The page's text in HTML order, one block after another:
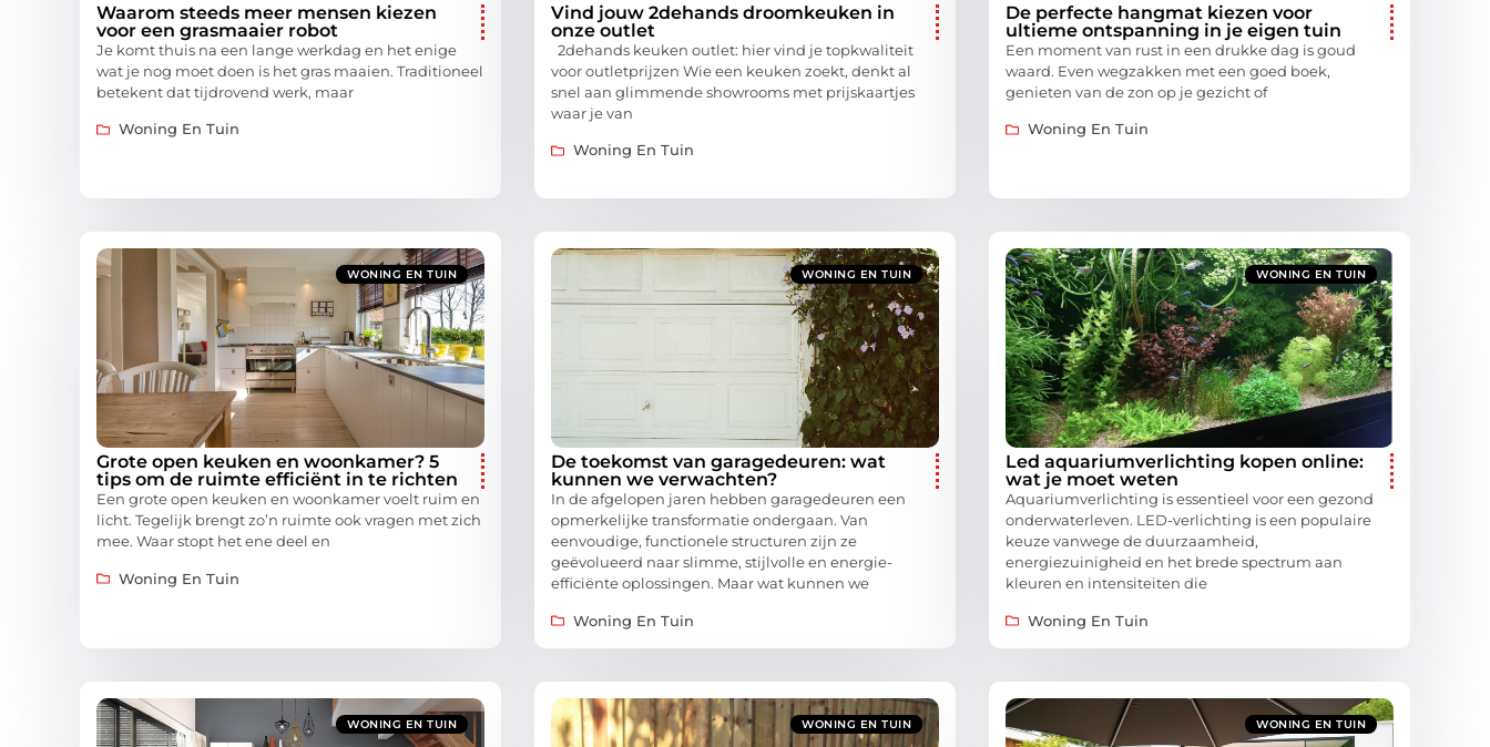
Waarom steeds meer mensen kiezen
voor een grasmaaier robot
Je komt thuis na een lange werkdag en het enige
wat je nog moet doen is het gras maaien. Traditioneel
betekent dat tijdrovend werk, maar
Woning En Tuin
Vind jouw 2dehands droomkeuken in
onze outlet
2dehands keuken outlet: hier vind je topkwaliteit
voor outletprijzen Wie een keuken zoekt, denkt al
snel aan glimmende showrooms met prijskaartjes
waar je van
Woning En Tuin
De perfecte hangmat kiezen voor
ultieme ontspanning in je eigen tuin
Een moment van rust in een drukke dag is goud
waard. Even wegzakken met een goed boek,
genieten van de zon op je gezicht of
Woning En Tuin
WONING EN TUIN
Grote open keuken en woonkamer? 5
tips om de ruimte efficiënt in te richten
Een grote open keuken en woonkamer voelt ruim en
licht. Tegelijk brengt zo’n ruimte ook vragen met zich
mee. Waar stopt het ene deel en
Woning En Tuin
WONING EN TUIN
De toekomst van garagedeuren: wat
kunnen we verwachten?
In de afgelopen jaren hebben garagedeuren een
opmerkelijke transformatie ondergaan. Van
eenvoudige, functionele structuren zijn ze
geëvolueerd naar slimme, stijlvolle en energie-
efficiënte oplossingen. Maar wat kunnen we
Woning En Tuin
WONING EN TUIN
Led aquariumverlichting kopen online:
wat je moet weten
Aquariumverlichting is essentieel voor een gezond
onderwaterleven. LED-verlichting is een populaire
keuze vanwege de duurzaamheid,
energiezuinigheid en het brede spectrum aan
kleuren en intensiteiten die
Woning En Tuin
WONING EN TUIN WONING EN TUIN WONING EN TUIN